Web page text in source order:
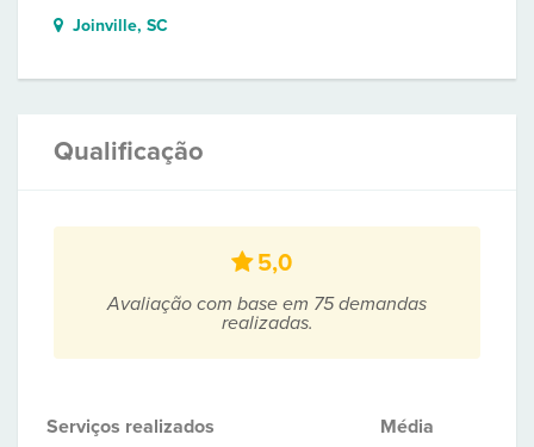
Joinville, SC
Qualificação
5,0
Avaliação com base em 75 demandas
realizadas.
Serviços realizados Média